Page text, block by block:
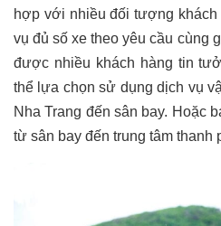
hợp với nhiều đối tượng khách
vụ đủ số xe theo yêu cầu cùng
được nhiều khách hàng tin
thể lựa chọn sử dụng dịch vụ
Nha Trang đến sân bay. Hoặc
từ sân bay đến trung tâm thanh